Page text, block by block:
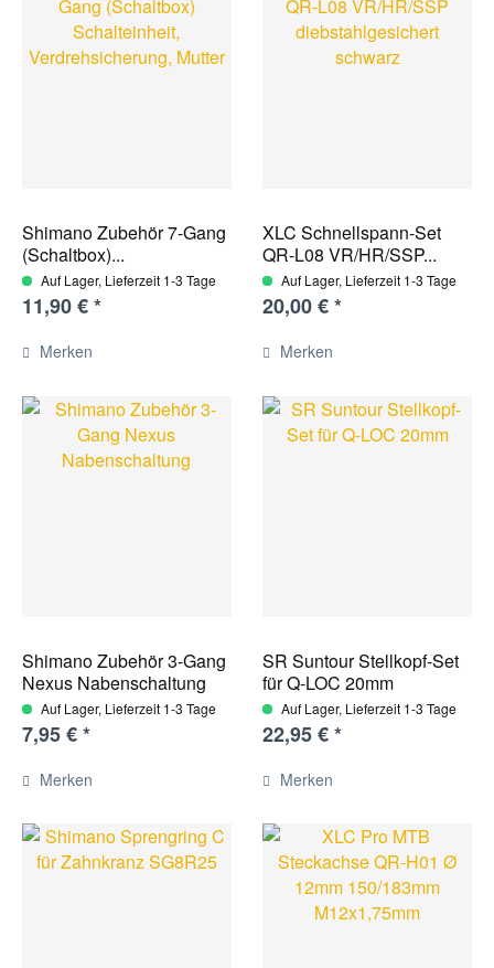
Shimano Zubehör 7-Gang
(Schaltbox)...
Auf Lager, Lieferzeit 1-3 Tage
11,90 € *
Merken
XLC Schnellspann-Set
QR-L08 VR/HR/SSP...
Auf Lager, Lieferzeit 1-3 Tage
20,00 € *
Merken
Shimano Zubehör 3-Gang
Nexus Nabenschaltung
Auf Lager, Lieferzeit 1-3 Tage
7,95 € *
Merken
SR Suntour Stellkopf-Set
für Q-LOC 20mm
Auf Lager, Lieferzeit 1-3 Tage
22,95 € *
Merken